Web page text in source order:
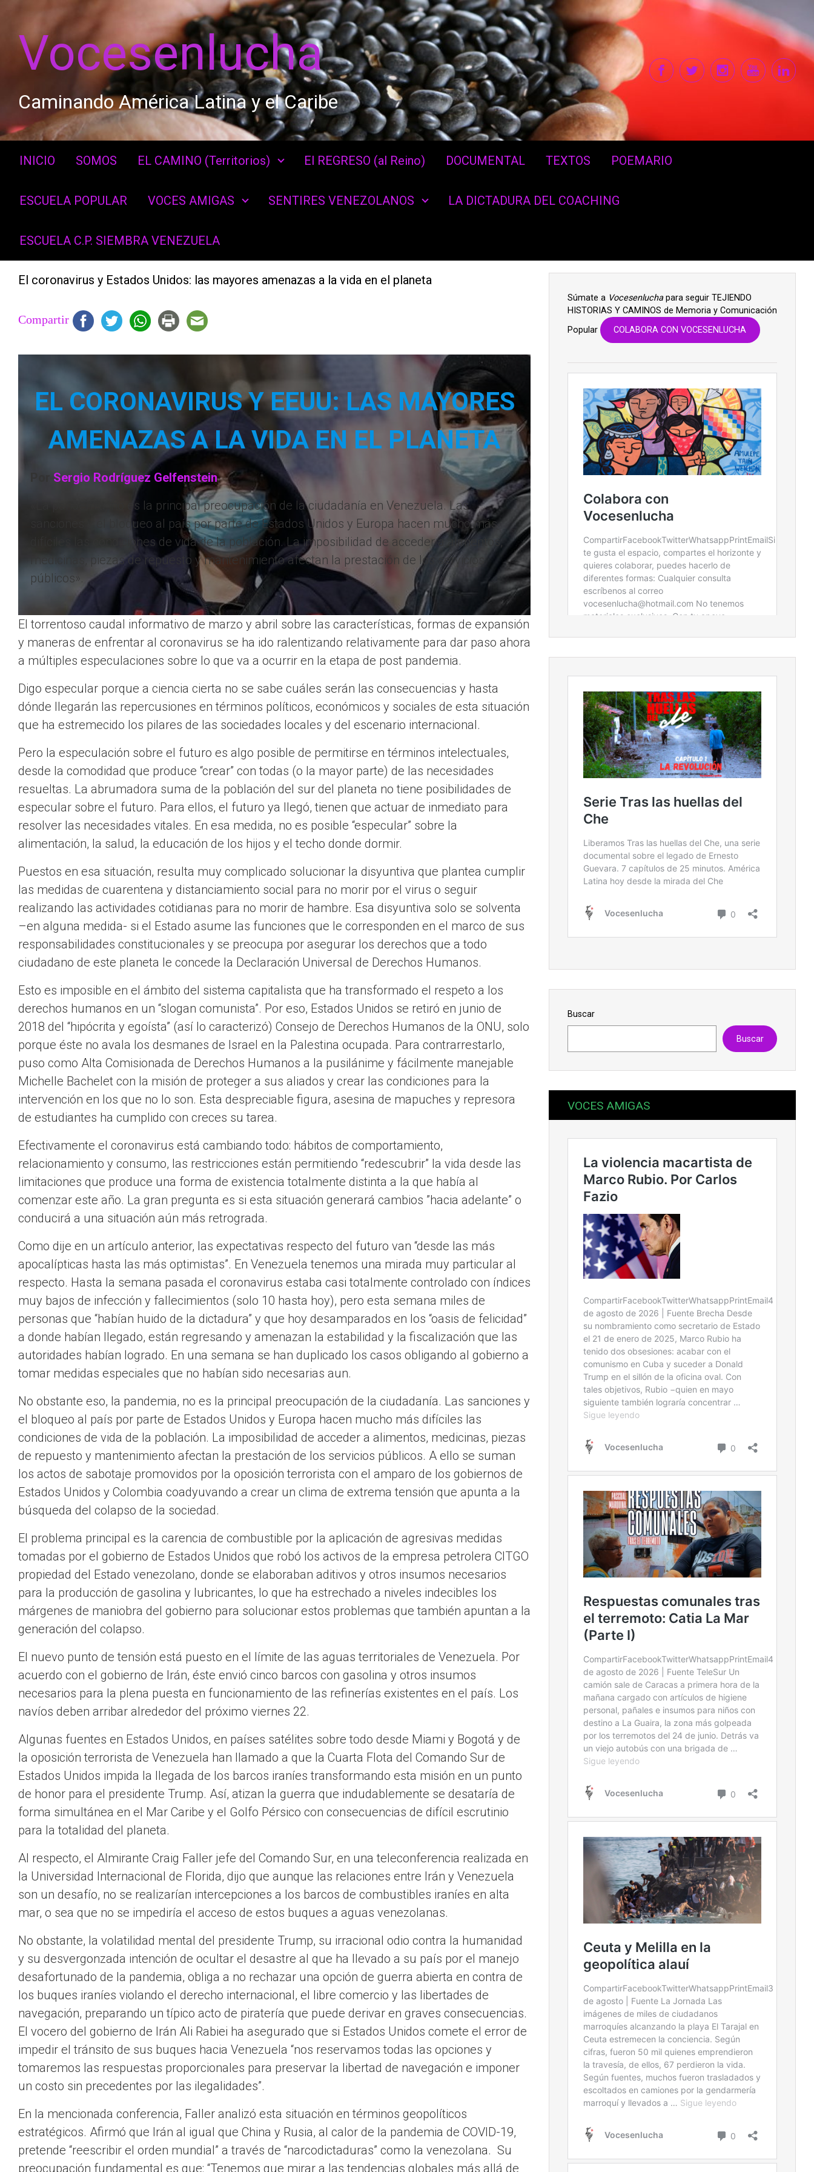
Vocesenlucha
Caminando América Latina y el Caribe
INICIO SOMOS EL CAMINO (Territorios) El REGRESO (al Reino) DOCUMENTAL TEXTOS POEMARIO
ESCUELA POPULAR VOCES AMIGAS SENTIRES VENEZOLANOS LA DICTADURA DEL COACHING
ESCUELA C.P. SIEMBRA VENEZUELA
El coronavirus y Estados Unidos: las mayores amenazas a la vida en el planeta
Compartir
EL CORONAVIRUS Y EEUU: LAS MAYORES
AMENAZAS A LA VIDA EN EL PLANETA
Sergio Rodríguez Gelfenstein
«La pandemia, no es la principal preocupación de la ciudadanía en Venezuela. Las
sanciones y el bloqueo al país por parte de Estados Unidos y Europa hacen mucho más
difíciles las condiciones de vida de la población. La imposibilidad de acceder a alimentos,
medicinas, piezas de repuesto y mantenimiento afectan la prestación de los servicios
públicos».
El torrentoso caudal informativo de marzo y abril sobre las características, formas de expansión
y maneras de enfrentar al coronavirus se ha ido ralentizando relativamente para dar paso ahora
a múltiples especulaciones sobre lo que va a ocurrir en la etapa de post pandemia.
Digo especular porque a ciencia cierta no se sabe cuáles serán las consecuencias y hasta
dónde llegarán las repercusiones en términos políticos, económicos y sociales de esta situación
que ha estremecido los pilares de las sociedades locales y del escenario internacional.
Pero la especulación sobre el futuro es algo posible de permitirse en términos intelectuales,
desde la comodidad que produce “crear” con todas (o la mayor parte) de las necesidades
resueltas. La abrumadora suma de la población del sur del planeta no tiene posibilidades de
especular sobre el futuro. Para ellos, el futuro ya llegó, tienen que actuar de inmediato para
resolver las necesidades vitales. En esa medida, no es posible “especular” sobre la
alimentación, la salud, la educación de los hijos y el techo donde dormir.
Puestos en esa situación, resulta muy complicado solucionar la disyuntiva que plantea cumplir
las medidas de cuarentena y distanciamiento social para no morir por el virus o seguir
realizando las actividades cotidianas para no morir de hambre. Esa disyuntiva solo se solventa
–en alguna medida- si el Estado asume las funciones que le corresponden en el marco de sus
responsabilidades constitucionales y se preocupa por asegurar los derechos que a todo
ciudadano de este planeta le concede la Declaración Universal de Derechos Humanos.
Esto es imposible en el ámbito del sistema capitalista que ha transformado el respeto a los
derechos humanos en un “slogan comunista”. Por eso, Estados Unidos se retiró en junio de
2018 del “hipócrita y egoísta” (así lo caracterizó) Consejo de Derechos Humanos de la ONU, solo
porque éste no avala los desmanes de Israel en la Palestina ocupada. Para contrarrestarlo,
puso como Alta Comisionada de Derechos Humanos a la pusilánime y fácilmente manejable
Michelle Bachelet con la misión de proteger a sus aliados y crear las condiciones para la
intervención en los que no lo son. Esta despreciable figura, asesina de mapuches y represora
de estudiantes ha cumplido con creces su tarea.
Efectivamente el coronavirus está cambiando todo: hábitos de comportamiento,
relacionamiento y consumo, las restricciones están permitiendo “redescubrir” la vida desde las
limitaciones que produce una forma de existencia totalmente distinta a la que había al
comenzar este año. La gran pregunta es si esta situación generará cambios ”hacia adelante” o
conducirá a una situación aún más retrograda.
Como dije en un artículo anterior, las expectativas respecto del futuro van “desde las más
apocalípticas hasta las más optimistas”. En Venezuela tenemos una mirada muy particular al
respecto. Hasta la semana pasada el coronavirus estaba casi totalmente controlado con índices
muy bajos de infección y fallecimientos (solo 10 hasta hoy), pero esta semana miles de
personas que “habían huido de la dictadura” y que hoy desamparados en los “oasis de felicidad”
a donde habían llegado, están regresando y amenazan la estabilidad y la fiscalización que las
autoridades habían logrado. En una semana se han duplicado los casos obligando al gobierno a
tomar medidas especiales que no habían sido necesarias aun.
No obstante eso, la pandemia, no es la principal preocupación de la ciudadanía. Las sanciones y
el bloqueo al país por parte de Estados Unidos y Europa hacen mucho más difíciles las
condiciones de vida de la población. La imposibilidad de acceder a alimentos, medicinas, piezas
de repuesto y mantenimiento afectan la prestación de los servicios públicos. A ello se suman
los actos de sabotaje promovidos por la oposición terrorista con el amparo de los gobiernos de
Estados Unidos y Colombia coadyuvando a crear un clima de extrema tensión que apunta a la
búsqueda del colapso de la sociedad.
El problema principal es la carencia de combustible por la aplicación de agresivas medidas
tomadas por el gobierno de Estados Unidos que robó los activos de la empresa petrolera CITGO
propiedad del Estado venezolano, donde se elaboraban aditivos y otros insumos necesarios
para la producción de gasolina y lubricantes, lo que ha estrechado a niveles indecibles los
márgenes de maniobra del gobierno para solucionar estos problemas que también apuntan a la
generación del colapso.
El nuevo punto de tensión está puesto en el límite de las aguas territoriales de Venezuela. Por
acuerdo con el gobierno de Irán, éste envió cinco barcos con gasolina y otros insumos
necesarios para la plena puesta en funcionamiento de las refinerías existentes en el país. Los
navíos deben arribar alrededor del próximo viernes 22.
Algunas fuentes en Estados Unidos, en países satélites sobre todo desde Miami y Bogotá y de
la oposición terrorista de Venezuela han llamado a que la Cuarta Flota del Comando Sur de
Estados Unidos impida la llegada de los barcos iraníes transformando esta misión en un punto
de honor para el presidente Trump. Así, atizan la guerra que indudablemente se desataría de
forma simultánea en el Mar Caribe y el Golfo Pérsico con consecuencias de difícil escrutinio
para la totalidad del planeta.
Al respecto, el Almirante Craig Faller jefe del Comando Sur, en una teleconferencia realizada en
la Universidad Internacional de Florida, dijo que aunque las relaciones entre Irán y Venezuela
son un desafío, no se realizarían intercepciones a los barcos de combustibles iraníes en alta
mar, o sea que no se impediría el acceso de estos buques a aguas venezolanas.
No obstante, la volatilidad mental del presidente Trump, su irracional odio contra la humanidad
y su desvergonzada intención de ocultar el desastre al que ha llevado a su país por el manejo
desafortunado de la pandemia, obliga a no rechazar una opción de guerra abierta en contra de
los buques iraníes violando el derecho internacional, el libre comercio y las libertades de
navegación, preparando un típico acto de piratería que puede derivar en graves consecuencias.
El vocero del gobierno de Irán Ali Rabiei ha asegurado que si Estados Unidos comete el error de
impedir el tránsito de sus buques hacia Venezuela “nos reservamos todas las opciones y
tomaremos las respuestas proporcionales para preservar la libertad de navegación e imponer
un costo sin precedentes por las ilegalidades”.
En la mencionada conferencia, Faller analizó esta situación en términos geopolíticos
estratégicos. Afirmó que Irán al igual que China y Rusia, al calor de la pandemia de COVID-19,
pretende “reescribir el orden mundial” a través de “narcodictaduras” como la venezolana. Su
preocupación fundamental es que: “Tenemos que mirar a las tendencias globales más allá de
Súmate a Vocesenluchapara seguir TEJIENDO
HISTORIAS Y CAMINOS de Memoria y Comunicación
Popular
COLABORA CON VOCESENLUCHA
Buscar
Buscar
VOCES AMIGAS